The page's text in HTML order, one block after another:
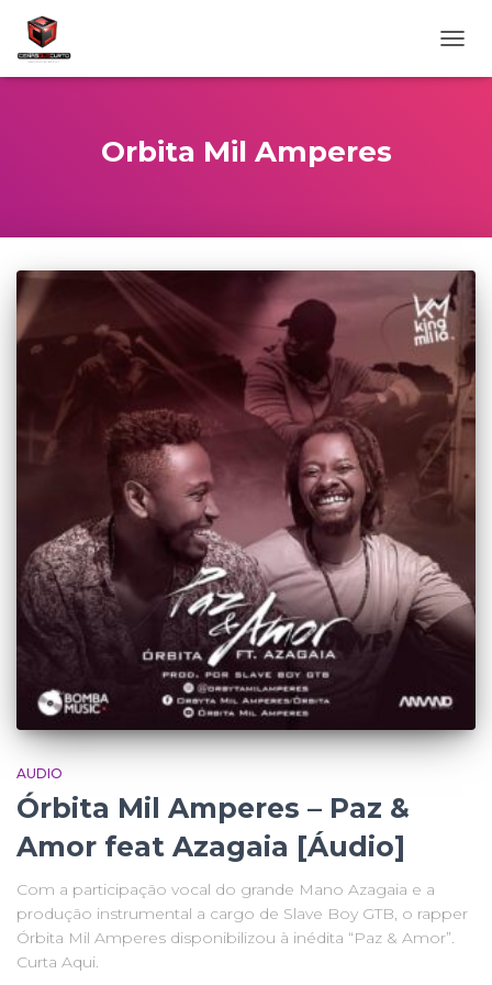
Orbita Mil Amperes
AUDIO
Órbita Mil Amperes – Paz &
Amor feat Azagaia [Áudio]
Com a participação vocal do grande Mano Azagaia e a
produção instrumental a cargo de Slave Boy GTB, o rapper
Órbita Mil Amperes disponibilizou à inédita “Paz & Amor”.
Curta Aqui.